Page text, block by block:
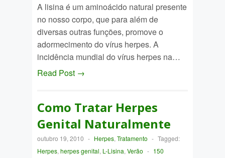
A lisina é um aminoácido natural presente
no nosso corpo, que para além de
diversas outras funções, promove o
adormecimento do vírus herpes. A
incidência mundial do vírus herpes na…
Read Post →
Como Tratar Herpes
Genital Naturalmente
outubro 19, 2010 - Herpes, Tratamento - Tagged:
Herpes, herpes genital, L-Lisina, Verão - 150